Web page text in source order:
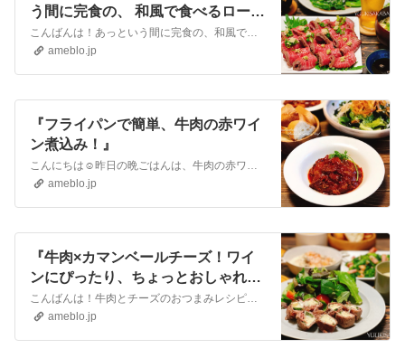
う間に完食の、 和風で食べるロース
トビーフ。』
こんばんは！あっという間に完食の、和風で食べるローストビーフ。おろし生姜と、わさびを乗せて、ポン酢をつけて…あっさり和風の薬味で、危険なほどお箸が進む😂我なが…
ameblo.jp
『フライパンで簡単、牛肉の赤ワイ
ン煮込み！』
こんにちは☺︎昨日の晩ごはんは、牛肉の赤ワイン煮込み。中途半端にあった牛肉。◯牛切り落とし肉150g。◯牛バラか何かのゴロゴロカットしたシチュー用のお肉200…
ameblo.jp
『牛肉×カマンベールチーズ！ワイ
ンにぴったり、ちょっとおしゃれな
おつまみレシピ』
こんばんは！牛肉とチーズのおつまみレシピのご紹介です。簡単にできるのに、ちょっとおしゃれ。濃厚なカマンベールチーズを使って、贅沢感があるおつまみです。ワインの…
ameblo.jp